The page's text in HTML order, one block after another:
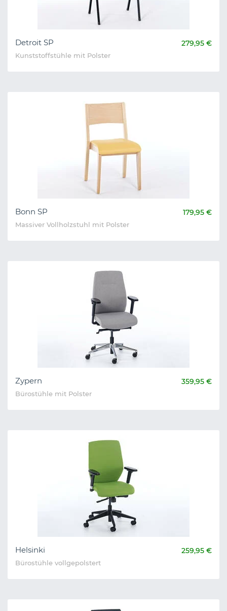
Detroit SP 279,95 €
Kunststoffstühle mit Polster
Bonn SP 179,95 €
Massiver Vollholzstuhl mit Polster
Zypern 359,95 €
Bürostühle mit Polster
Helsinki 259,95 €
Bürostühle vollgepolstert